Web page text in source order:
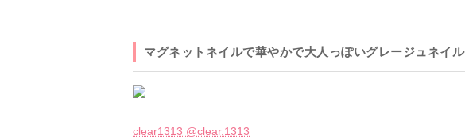
マグネットネイルで華やかで大人っぽいグレージュネイル
clear1313 @clear.1313